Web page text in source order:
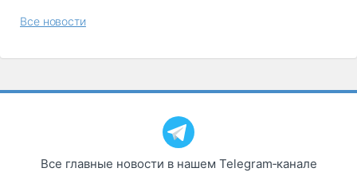
Все новости
Все главные новости в нашем Telegram‑канале